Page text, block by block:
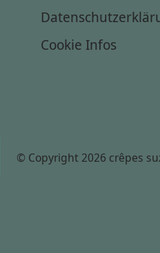
Cookie Infos
© Copyright 2026 crêpes